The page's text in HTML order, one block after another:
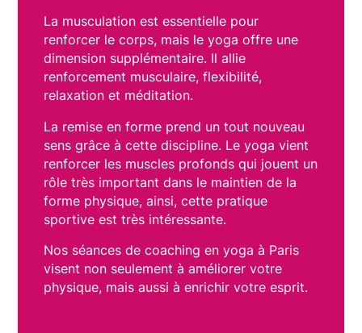
La musculation est essentielle pour
renforcer le corps, mais le yoga offre une
dimension supplémentaire. Il allie
renforcement musculaire, flexibilité,
relaxation et méditation.
La remise en forme prend un tout nouveau
sens grâce à cette discipline. Le yoga vient
renforcer les muscles profonds qui jouent un
rôle très important dans le maintien de la
forme physique, ainsi, cette pratique
sportive est très intéressante.
Nos séances de coaching en yoga à Paris
visent non seulement à améliorer votre
physique, mais aussi à enrichir votre esprit.